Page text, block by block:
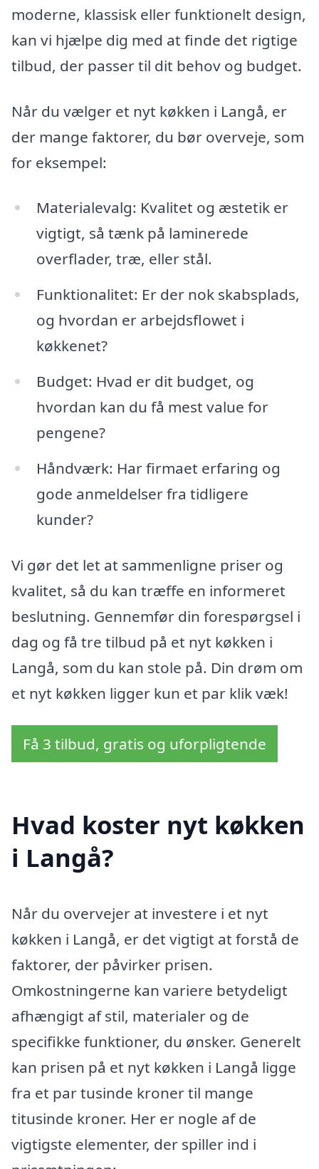
moderne, klassisk eller funktionelt design,
kan vi hjælpe dig med at finde det rigtige
tilbud, der passer til dit behov og budget.
Når du vælger et nyt køkken i Langå, er
der mange faktorer, du bør overveje, som
for eksempel:
Materialevalg: Kvalitet og æstetik er
vigtigt, så tænk på laminerede
overflader, træ, eller stål.
Funktionalitet: Er der nok skabsplads,
og hvordan er arbejdsflowet i
køkkenet?
Budget: Hvad er dit budget, og
hvordan kan du få mest value for
pengene?
Håndværk: Har firmaet erfaring og
gode anmeldelser fra tidligere
kunder?
Vi gør det let at sammenligne priser og
kvalitet, så du kan træffe en informeret
beslutning. Gennemfør din forespørgsel i
dag og få tre tilbud på et nyt køkken i
Langå, som du kan stole på. Din drøm om
et nyt køkken ligger kun et par klik væk!
Få 3 tilbud, gratis og uforpligtende
Hvad koster nyt køkken
i Langå?
Når du overvejer at investere i et nyt
køkken i Langå, er det vigtigt at forstå de
faktorer, der påvirker prisen.
Omkostningerne kan variere betydeligt
afhængigt af stil, materialer og de
specifikke funktioner, du ønsker. Generelt
kan prisen på et nyt køkken i Langå ligge
fra et par tusinde kroner til mange
titusinde kroner. Her er nogle af de
vigtigste elementer, der spiller ind i